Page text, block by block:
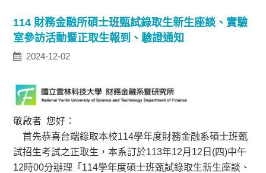
114 財務金融所碩士班甄試錄取生新生座談、實驗
室參訪活動暨正取生報到、驗證通知
2024-12-02
敬啟者 您好：
首先恭喜台端錄取本校114學年度財務金融系碩士班甄
試招生考試之正取生，本系訂於113年12月12日(四)中午
12時00分辦理「114學年度碩士班甄試錄取生新生座談、